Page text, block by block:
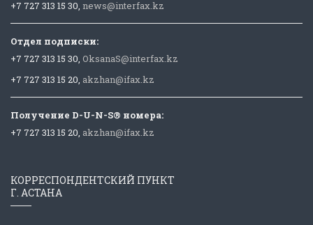
+7 727 313 15 30, news@interfax.kz
Отдел подписки:
+7 727 313 15 30, OksanaS@interfax.kz
+7 727 313 15 20, akzhan@ifax.kz
Получение D-U-N-S® номера:
+7 727 313 15 20, akzhan@ifax.kz
КОРРЕСПОНДЕНТСКИЙ ПУНКТ
Г. АСТАНА